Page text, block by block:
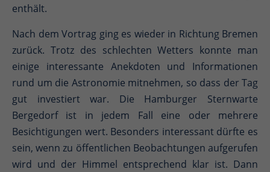
enthält.
Nach dem Vortrag ging es wieder in Richtung Bremen
zurück. Trotz des schlechten Wetters konnte man
einige interessante Anekdoten und Informationen
rund um die Astronomie mitnehmen, so dass der Tag
gut investiert war. Die Hamburger Sternwarte
Bergedorf ist in jedem Fall eine oder mehrere
Besichtigungen wert. Besonders interessant dürfte es
sein, wenn zu öffentlichen Beobachtungen aufgerufen
wird und der Himmel entsprechend klar ist. Dann